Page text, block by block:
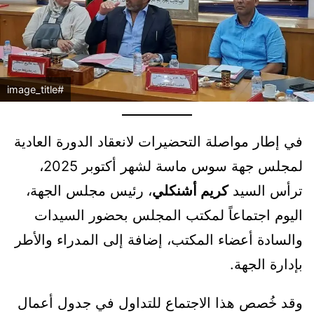
#image_title
في إطار مواصلة التحضيرات لانعقاد الدورة العادية
لمجلس جهة سوس ماسة لشهر أكتوبر 2025،
ترأس السيدكريم أشنكلي، رئيس مجلس الجهة،
اليوم اجتماعاً لمكتب المجلس بحضور السيدات
والسادة أعضاء المكتب، إضافة إلى المدراء والأطر
بإدارة الجهة.
وقد خُصص هذا الاجتماع للتداول في جدول أعمال